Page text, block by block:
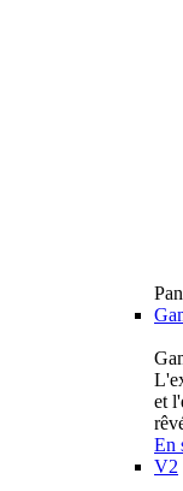
et
En
V2